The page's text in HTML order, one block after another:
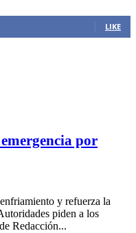
LIKE
por
y refuerza la
piden a los
Redacción...